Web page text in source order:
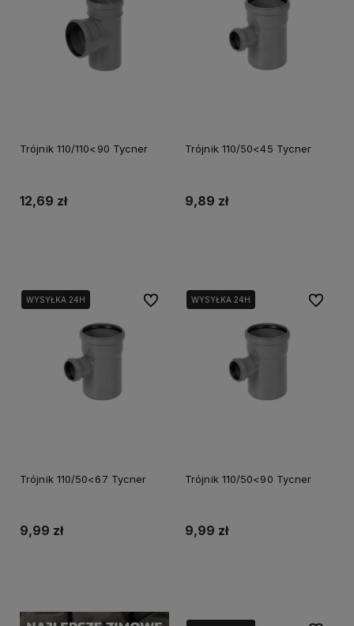
Trójnik 110/110<90 Tycner
12,69 zł
Trójnik 110/50<45 Tycner
9,89 zł
WYSYŁKA 24H
Trójnik 110/50<67 Tycner
9,99 zł
Do ulubionychWYSYŁKA 24H
Trójnik 110/50<90 Tycner
9,99 zł
Do